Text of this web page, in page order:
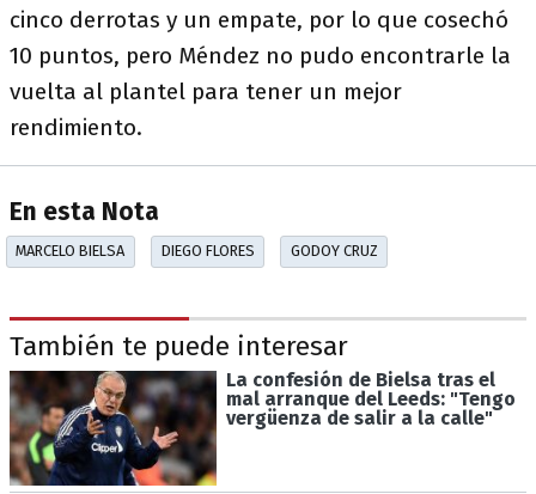
cinco derrotas y un empate, por lo que cosechó
10 puntos, pero Méndez no pudo encontrarle la
vuelta al plantel para tener un mejor
rendimiento.
En esta Nota
MARCELO BIELSA DIEGO FLORES GODOY CRUZ
También te puede interesar
La confesión de Bielsa tras el
mal arranque del Leeds: "Tengo
vergüenza de salir a la calle"